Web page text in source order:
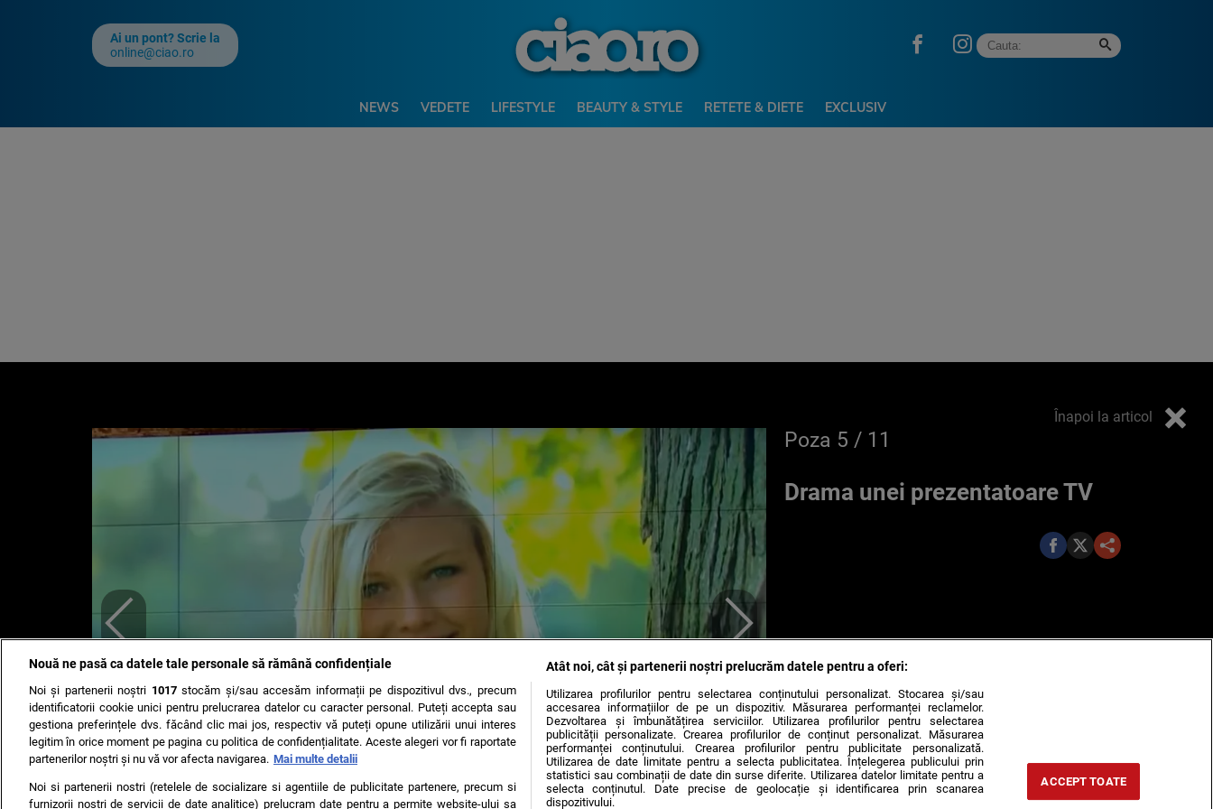
Ai un pont? Scrie la
online@ciao.ro
NEWS VEDETE LIFESTYLE BEAUTY & STYLE RETETE & DIETE EXCLUSIV
Înapoi la articol
Poza 5 / 11
Drama unei prezentatoare TV
Nouă ne pasă ca datele tale personale să rămână confidențiale
Noi și partenerii noștri 1017stocăm și/sau accesăm informații pe dispozitivul dvs., precum
identificatorii cookie unici pentru prelucrarea datelor cu caracter personal. Puteți accepta sau
gestiona preferințele dvs. făcând clic mai jos, respectiv vă puteți opune utilizării unui interes
legitim în orice moment pe pagina cu politica de confidențialitate. Aceste alegeri vor fi raportate
partenerilor noștri și nu vă vor afecta navigarea. Mai multe detalii
Noi si partenerii nostri (retelele de socializare si agentiile de publicitate partenere, precum si
furnizorii nostri de servicii de date analitice) prelucram date pentru a permite website-ului sa
Atât noi, cât și partenerii noștri prelucrăm datele pentru a oferi:
Utilizarea profilurilor pentru selectarea conținutului personalizat. Stocarea și/sau
accesarea informațiilor de pe un dispozitiv. Măsurarea performanței reclamelor.
Dezvoltarea și îmbunătățirea serviciilor. Utilizarea profilurilor pentru selectarea
publicității personalizate. Crearea profilurilor de conținut personalizat. Măsurarea
performanței conținutului. Crearea profilurilor pentru publicitate personalizată.
Utilizarea de date limitate pentru a selecta publicitatea. Înțelegerea publicului prin
statistici sau combinații de date din surse diferite. Utilizarea datelor limitate pentru a
selecta conținutul. Date precise de geolocație și identificarea prin scanarea
dispozitivului.
ACCEPT TOATE